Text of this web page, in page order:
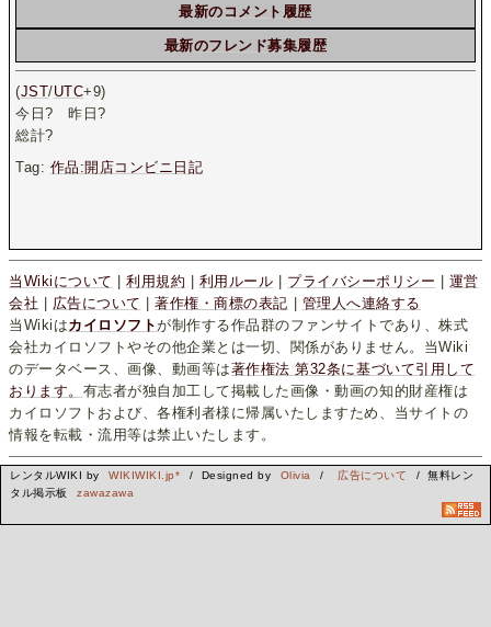
最新のコメント履歴
最新のフレンド募集履歴
(JST/UTC+9)
今日? 昨日?
総計?
Tag: 作品:開店コンビニ日記
当Wikiについて |利用規約 利用ルール プライバシーポリシー
運営
会社
広告について |著作権・商標の表記
管理人へ連絡する
当Wikiはカイロソフトが制作する作品群のファンサイトであり、株式
会社カイロソフトやその他企業とは一切、関係がありません。当Wiki
のデータベース、画像、動画等は著作権法 第32条に基づいて引用して
おります。 有志者が独自加工して掲載した画像・動画の知的財産権は
カイロソフトおよび、各権利者様に帰属いたしますため、当サイトの
情報を転載・流用等は禁止いたします。
レンタルWIKI by WIKIWIKI.jp* / Designed by Olivia / 広告について
/ 無料レン
タル掲示板
zawazawa